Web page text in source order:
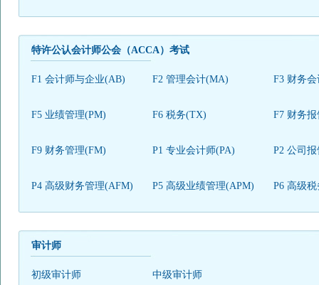
特许公认会计师公会（ACCA）考试
F1 会计师与企业(AB) F2 管理会计(MA) F3 财务
F5 业绩管理(PM) F6 税务(TX) F7 财务报
F9 财务管理(FM) P1 专业会计师(PA) P2 公司报
P4 高级财务管理(AFM) P5 高级业绩管理(APM) P6 高级
审计师
初级审计师 中级审计师